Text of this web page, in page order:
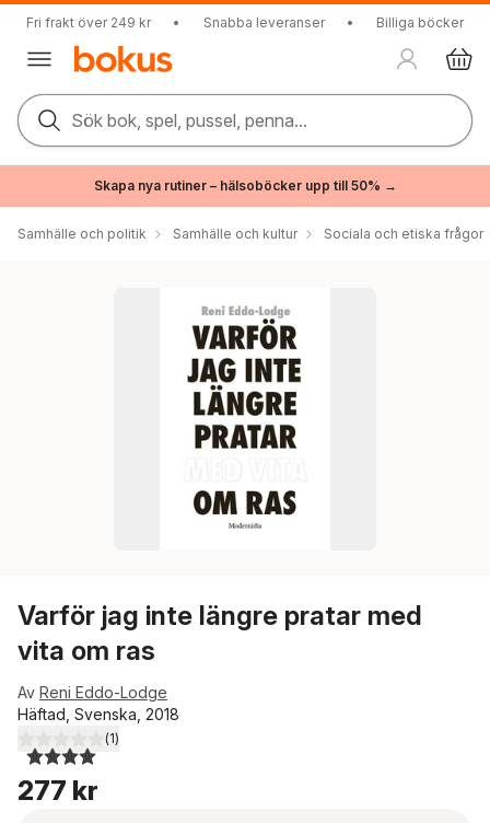
Fri frakt över 249 kr • Snabba leveranser • Billiga böcker
Sök bok, spel, pussel, penna...
Skapa nya rutiner – hälsoböcker upp till 50% →
Samhälle och politik Samhälle och kultur Sociala och etiska frågor
Varför jag inte längre pratar med
vita om ras
Av Reni Eddo-Lodge
Häftad, Svenska, 2018
4,0utav 5 stjärnor. Totalt antal röster:
(1)
277 kr